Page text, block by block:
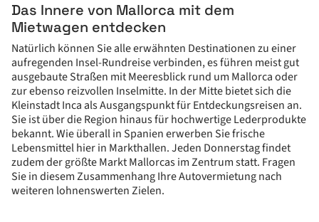
Das Innere von Mallorca mit dem
Mietwagen entdecken
Natürlich können Sie alle erwähnten Destinationen zu einer
aufregenden Insel-Rundreise verbinden, es führen meist gut
ausgebaute Straßen mit Meeresblick rund um Mallorca oder
zur ebenso reizvollen Inselmitte. In der Mitte bietet sich die
Kleinstadt Inca als Ausgangspunkt für Entdeckungsreisen an.
Sie ist über die Region hinaus für hochwertige Lederprodukte
bekannt. Wie überall in Spanien erwerben Sie frische
Lebensmittel hier in Markthallen. Jeden Donnerstag findet
zudem der größte Markt Mallorcas im Zentrum statt. Fragen
Sie in diesem Zusammenhang Ihre Autovermietung nach
weiteren lohnenswerten Zielen.